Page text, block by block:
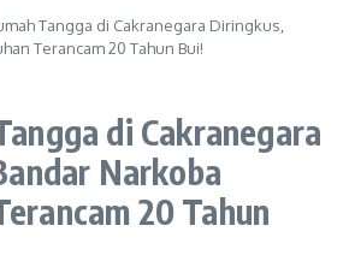
Tangga di Cakranegara Diringkus,
Terancam 20 Tahun Bui!
di Cakranegara
Narkoba
20 Tahun